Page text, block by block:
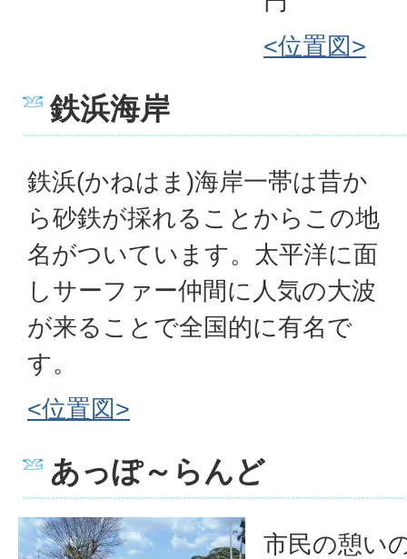
<位置図>
鉄浜海岸
鉄浜(かねはま)海岸一帯は昔か
ら砂鉄が採れることからこの地
名がついています。太平洋に面
しサーファー仲間に人気の大波
が来ることで全国的に有名で
す。
<位置図>
あっぽ～らんど
市民の憩い